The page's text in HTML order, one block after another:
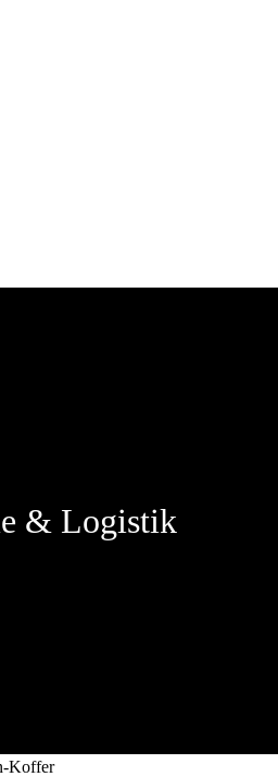
& Logistik
Koffer